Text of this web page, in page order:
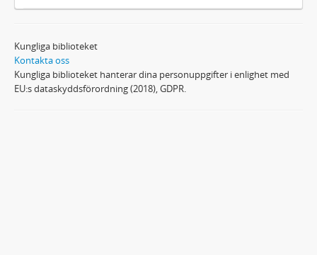
Kungliga biblioteket
Kontakta oss
Kungliga biblioteket hanterar dina personuppgifter i enlighet med
EU:s dataskyddsförordning (2018), GDPR.